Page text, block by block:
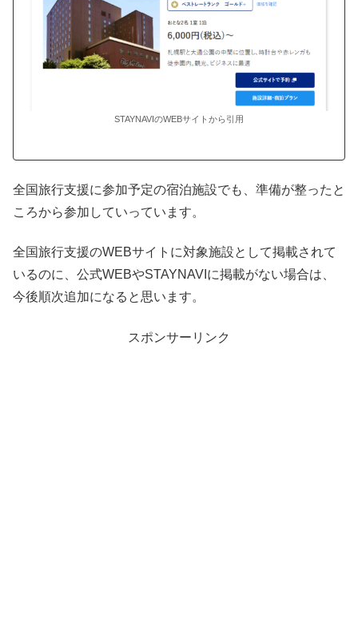
STAYNAVIのWEBサイトから引用
全国旅行支援に参加予定の宿泊施設でも、準備が整ったと
ころから参加していっています。
全国旅行支援のWEBサイトに対象施設として掲載されて
いるのに、公式WEBやSTAYNAVIに掲載がない場合は、
今後順次追加になると思います。
スポンサーリンク